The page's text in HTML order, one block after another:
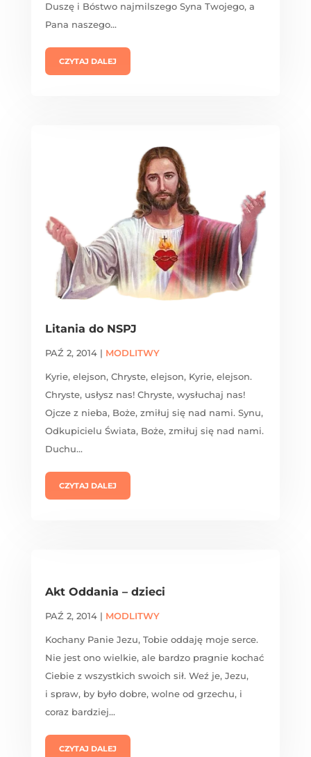
Duszę i Bóstwo najmilszego Syna Twojego, a
Pana naszego...
CZYTAJ DALEJ
Litania do NSPJ
PAŹ 2, 2014| MODLITWY
Kyrie, elejson, Chryste, elejson, Kyrie, elejson.
Chryste, usłysz nas! Chryste, wysłuchaj nas!
Ojcze z nieba, Boże, zmiłuj się nad nami. Synu,
Odkupicielu Świata, Boże, zmiłuj się nad nami.
Duchu...
CZYTAJ DALEJ
Akt Oddania – dzieci
PAŹ 2, 2014| MODLITWY
Kochany Panie Jezu, Tobie oddaję moje serce.
Nie jest ono wielkie, ale bardzo pragnie kochać
Ciebie z wszystkich swoich sił. Weź je, Jezu,
i spraw, by było dobre, wolne od grzechu, i
coraz bardziej...
CZYTAJ DALEJ